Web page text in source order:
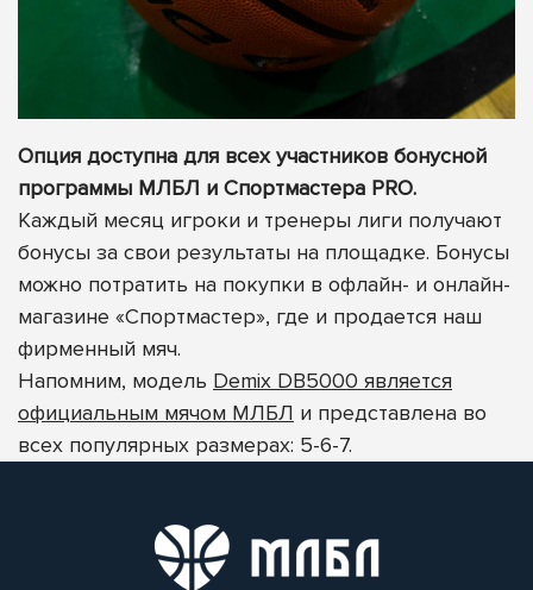
Опция доступна для всех участников бонусной
программы МЛБЛ и Спортмастера PRO.
Каждый месяц игроки и тренеры лиги получают
бонусы за свои результаты на площадке. Бонусы
можно потратить на покупки в офлайн- и онлайн-
магазине «Спортмастер», где и продается наш
фирменный мяч.
Напомним, модель Demix DB5000 является
официальным мячом МЛБЛ и представлена во
всех популярных размерах: 5-6-7.